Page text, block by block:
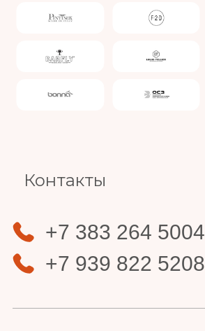
Контакты
+7 383 264 5004
+7 939 822 5208